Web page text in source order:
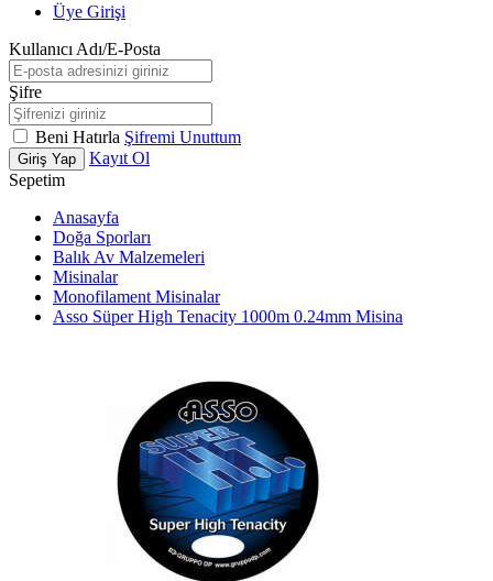
Üye Girişi
Kullanıcı Adı/E-Posta
Şifre
Beni Hatırla Şifremi Unuttum
Giriş Yap
Kayıt Ol
Sepetim
Anasayfa
Doğa Sporları
Balık Av Malzemeleri
Misinalar
Monofilament Misinalar
Asso Süper High Tenacity 1000m 0.24mm Misina